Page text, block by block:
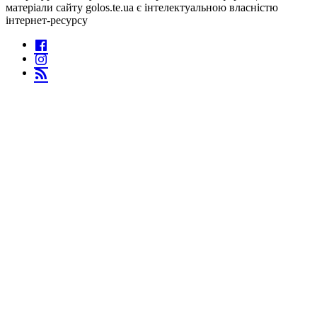
матеріали сайту golos.te.ua є інтелектуальною власністю
інтернет-ресурсу